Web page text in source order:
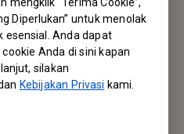
Diperlukan” untuk menolak
esensial. Anda dapat
Anda di sini kapan
silakan
Kebijakan Privasi kami.
Kami
Newsletter